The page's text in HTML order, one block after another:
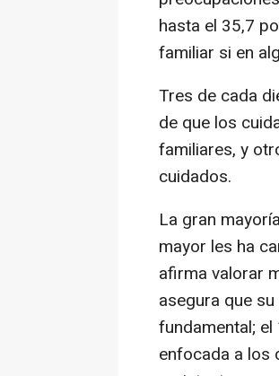
hasta el 35,7
familiar si en
Tres de cada
de que los
familiares, y
cuidados.
La gran
mayor les ha
afirma valorar
asegura que
fundamental;
enfocada a los